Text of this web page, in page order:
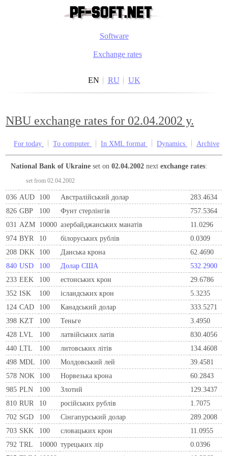
Software
Exchange rates
EN RU UK
NBU exchange rates for 02.04.2002 y.
For today To computer In XML format Dynamics Archive
National Bank of Ukraine set on02.04.2002 nextexchange rates:
set from 02.04.2002
036 AUD 100 Австралійський долар
283.4634
826 GBP 100 Фунт стерлінгів
757.5364
031 AZM 10000 азербайджанських манатів
11.0296
974 BYR 10 білоруських рублів
0.0309
208 DKK 100 Данська крона
62.4690
840 USD 100 Долар США
532.2900
233 EEK 100 естонських крон
29.6786
352 ISK 100 ісландських крон
5.3235
124 CAD 100 Канадський долар
333.5271
398 KZT 100 Теньге
3.4950
428 LVL 100 латвійських латів
830.4056
440 LTL 100 литовських літів
134.4608
498 MDL 100 Молдовський лей
39.4581
578 NOK 100 Норвезька крона
60.2843
985 PLN 100 Злотий
129.3437
810 RUR 10 росiйських рублiв
1.7075
702 SGD 100 Сінгапурський долар
289.2008
703 SKK 100 словацьких крон
11.0955
792 TRL 10000 турецьких лір
0.0396